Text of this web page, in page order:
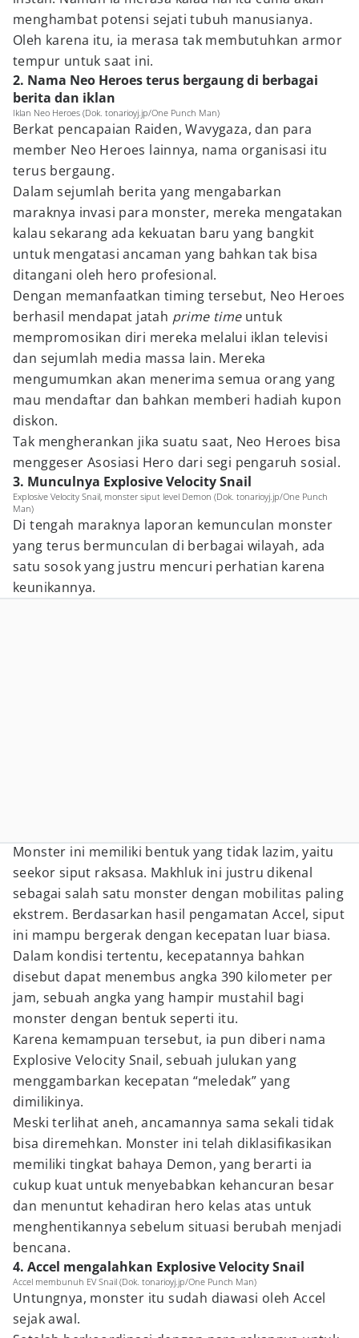
menghambat potensi sejati tubuh manusianya.
Oleh karena itu, ia merasa tak membutuhkan armor
tempur untuk saat ini.
2. Nama Neo Heroes terus bergaung di berbagai
berita dan iklan
Iklan Neo Heroes (Dok. tonarioyj.jp/One Punch Man)
Berkat pencapaian Raiden, Wavygaza, dan para
member Neo Heroes lainnya, nama organisasi itu
terus bergaung.
Dalam sejumlah berita yang mengabarkan
maraknya invasi para monster, mereka mengatakan
kalau sekarang ada kekuatan baru yang bangkit
untuk mengatasi ancaman yang bahkan tak bisa
ditangani oleh hero profesional.
Dengan memanfaatkan timing tersebut, Neo Heroes
berhasil mendapat jatah prime time untuk
mempromosikan diri mereka melalui iklan televisi
dan sejumlah media massa lain. Mereka
mengumumkan akan menerima semua orang yang
mau mendaftar dan bahkan memberi hadiah kupon
diskon.
Tak mengherankan jika suatu saat, Neo Heroes bisa
menggeser Asosiasi Hero dari segi pengaruh sosial.
3. Munculnya Explosive Velocity Snail
Explosive Velocity Snail, monster siput level Demon (Dok. tonarioyj.jp/One Punch
Man)
Di tengah maraknya laporan kemunculan monster
yang terus bermunculan di berbagai wilayah, ada
satu sosok yang justru mencuri perhatian karena
keunikannya.
Monster ini memiliki bentuk yang tidak lazim, yaitu
seekor siput raksasa. Makhluk ini justru dikenal
sebagai salah satu monster dengan mobilitas paling
ekstrem. Berdasarkan hasil pengamatan Accel, siput
ini mampu bergerak dengan kecepatan luar biasa.
Dalam kondisi tertentu, kecepatannya bahkan
disebut dapat menembus angka 390 kilometer per
jam, sebuah angka yang hampir mustahil bagi
monster dengan bentuk seperti itu.
Karena kemampuan tersebut, ia pun diberi nama
Explosive Velocity Snail, sebuah julukan yang
menggambarkan kecepatan “meledak” yang
dimilikinya.
Meski terlihat aneh, ancamannya sama sekali tidak
bisa diremehkan. Monster ini telah diklasifikasikan
memiliki tingkat bahaya Demon, yang berarti ia
cukup kuat untuk menyebabkan kehancuran besar
dan menuntut kehadiran hero kelas atas untuk
menghentikannya sebelum situasi berubah menjadi
bencana.
4. Accel mengalahkan Explosive Velocity Snail
Accel membunuh EV Snail (Dok. tonarioyj.jp/One Punch Man)
Untungnya, monster itu sudah diawasi oleh Accel
sejak awal.